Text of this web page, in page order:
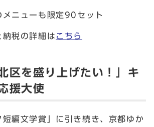
ニューも限定90セット
税の詳細は こちら
区を盛り上げたい！」キ
援大使
編文学賞」に引き続き、京都ゆか